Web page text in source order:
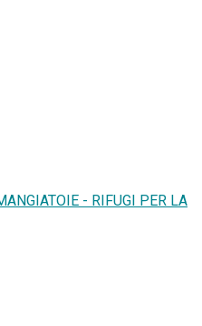
- RIFUGI PER LA